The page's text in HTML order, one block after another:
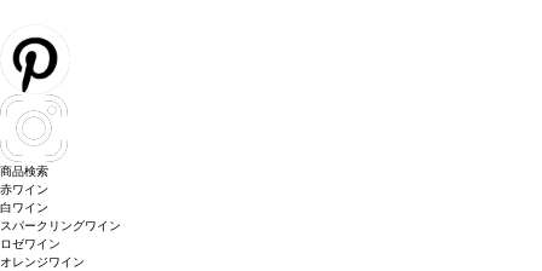
商品検索
赤ワイン
白ワイン
スパークリングワイン
ロゼワイン
オレンジワイン